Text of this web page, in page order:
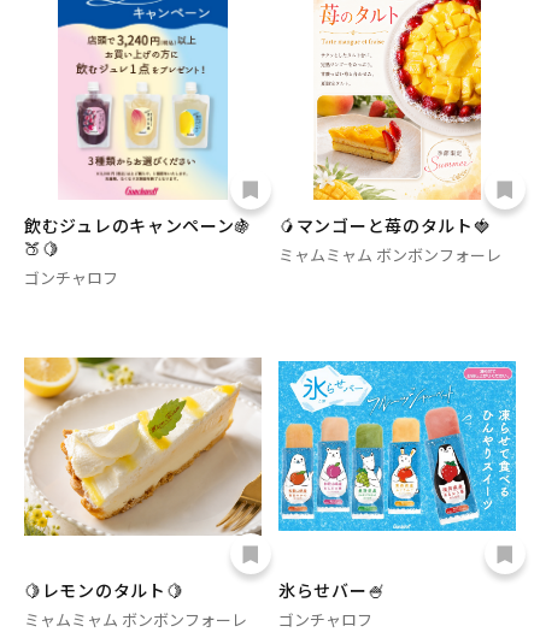
飲むジュレのキャンペーン🍇
🍑🍋
ゴンチャロフ
🥭マンゴーと苺のタルト🍓
ミャムミャム ボンボンフォーレ
🍋レモンのタルト🍋
ミャムミャム ボンボンフォーレ
氷らせバー🍧
ゴンチャロフ